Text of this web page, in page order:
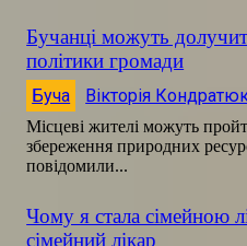
Бучанці можуть
політики громади
Буча Вікторія
Місцеві жителі можуть
збереження природних ресурсів
повідомили...
Чому я стала сімейною
сімейний лікар